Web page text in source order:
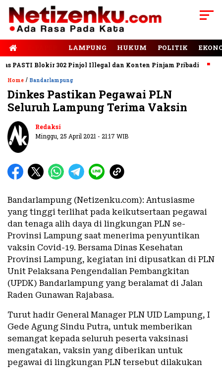
LAMPUNG HUKUM POLITIK
Blokir 302 Pinjol Illegal dan Konten Pinjam Pribadi
Home / Bandarlampung
Dinkes Pastikan Pegawai PLN
Seluruh Lampung Terima Vaksin
Redaksi
Minggu, 25 April 2021 - 21:17 WIB
Bandarlampung (Netizenku.com): Antusiasme
yang tinggi terlihat pada keikutsertaan pegawai
dan tenaga alih daya di lingkungan PLN se-
Provinsi Lampung saat menerima penyuntikan
vaksin Covid-19. Bersama Dinas Kesehatan
Provinsi Lampung, kegiatan ini dipusatkan di PLN
Unit Pelaksana Pengendalian Pembangkitan
(UPDK) Bandarlampung yang beralamat di Jalan
Raden Gunawan Rajabasa.
Turut hadir General Manager PLN UID Lampung, I
Gede Agung Sindu Putra, untuk memberikan
semangat kepada seluruh peserta vaksinasi
mengatakan, vaksin yang diberikan untuk
pegawai di lingkungan PLN tersebut dilakukan